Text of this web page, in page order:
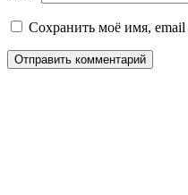
Сохранить моё имя,